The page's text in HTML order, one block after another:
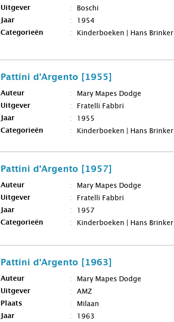
Uitgever Boschi
Jaar 1954
Categorieën Kinderboeken | Hans Brinker
Pattini d'Argento [1955]
Auteur Mary Mapes Dodge
Uitgever Fratelli Fabbri
Jaar 1955
Categorieën Kinderboeken | Hans Brinker
Pattini d'Argento [1957]
Auteur Mary Mapes Dodge
Uitgever Fratelli Fabbri
Jaar 1957
Categorieën Kinderboeken | Hans Brinker
Pattini d'Argento [1963]
Auteur Mary Mapes Dodge
Uitgever AMZ
Plaats Milaan
Jaar 1963